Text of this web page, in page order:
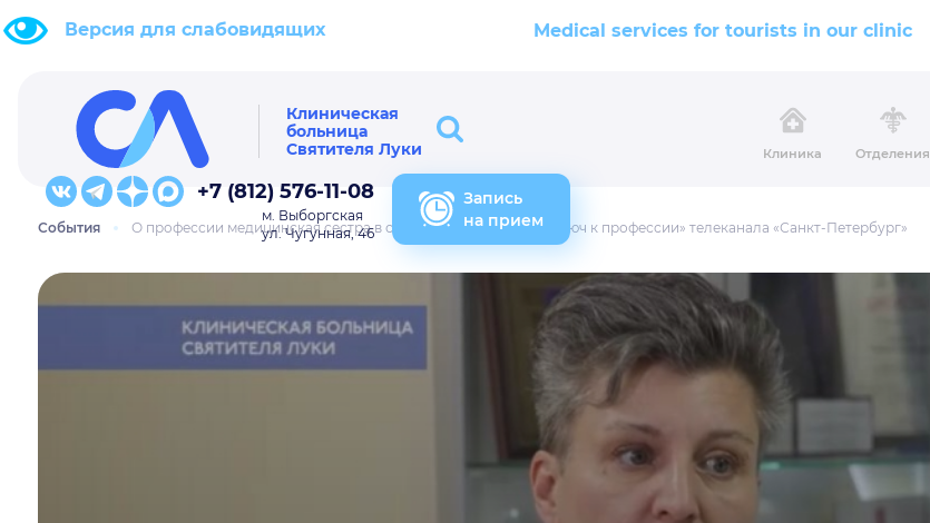
Версия для слабовидящих Medical services for tourists in our clinic
Клиническая
больница
Святителя Луки
Клиника Отделения
+7 (812) 576-11-08
м. Выборгская
ул. Чугунная, 46
Запись
на прием
События О профессии медицинская сестра в специальном проекте «Ключ к профессии» телеканала «Санкт-Петербург»